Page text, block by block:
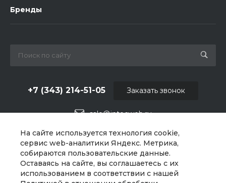
На сайте используется технология cookie,
сервис web-аналитики Яндекс. Метрика,
собираются пользовательские данные.
Оставаясь на сайте, вы соглашаетесь с их
использованием в соответствии с нашей
Бренды
sale@intecweb.ru
+7 (343) 214-51-05
г. Екатеринбург, Варшавское ш., 159, оф 206
Заказать звонок